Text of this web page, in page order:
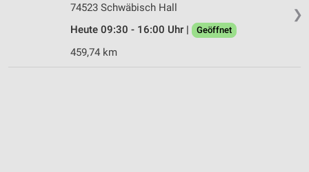
❯
74523 Schwäbisch Hall
Heute 09:30 - 16:00 Uhr |
Geöffnet
459,74 km